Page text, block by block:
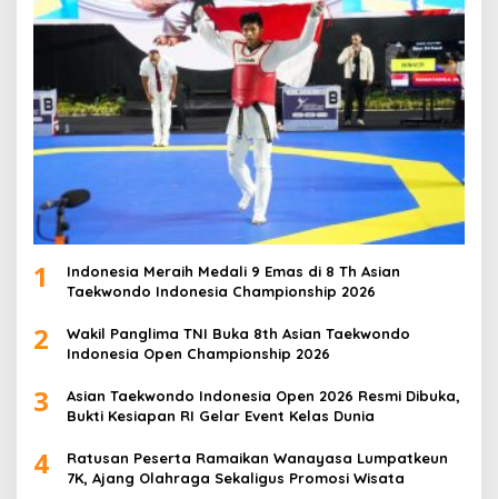
1
Indonesia Meraih Medali 9 Emas di 8 Th Asian
Taekwondo Indonesia Championship 2026
2
Wakil Panglima TNI Buka 8th Asian Taekwondo
Indonesia Open Championship 2026
3
Asian Taekwondo Indonesia Open 2026 Resmi Dibuka,
Bukti Kesiapan RI Gelar Event Kelas Dunia
4
Ratusan Peserta Ramaikan Wanayasa Lumpatkeun
7K, Ajang Olahraga Sekaligus Promosi Wisata